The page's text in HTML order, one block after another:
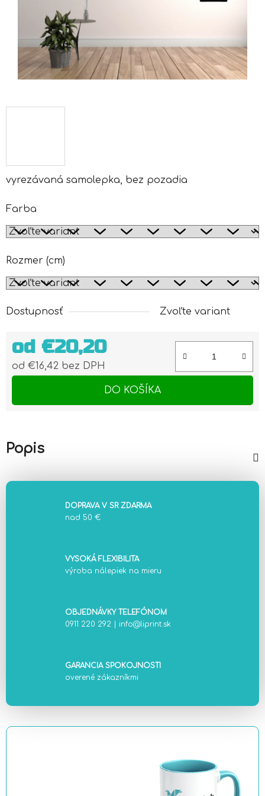
vyrezávaná samolepka, bez pozadia
Farba
Rozmer (cm)
Dostupnosť Zvoľte variant
od €20,20
od €16,42 bez DPH
DO KOŠÍKA
Popis
DOPRAVA V SR ZDARMA
nad 50 €
VYSOKÁ FLEXIBILITA
výroba nálepiek na mieru
OBJEDNÁVKY TELEFÓNOM
0911 220 292
info@liprint.sk
GARANCIA SPOKOJNOSTI
overené zákazníkmi